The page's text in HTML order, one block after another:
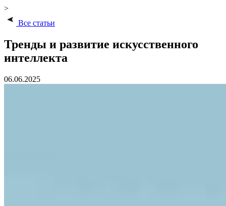
>
Все статьи
Тренды и развитие искусственного
интеллекта
06.06.2025